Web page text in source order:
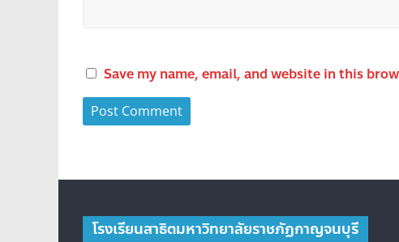
Save my name, email, and website in this
โรงเรียนสาธิตมหาวิทยาลัยราชภัฏกาญจนบุรี